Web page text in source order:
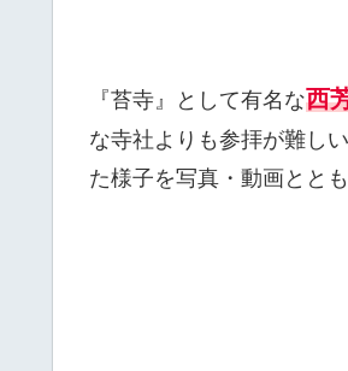
『苔寺』として有名な西
な寺社よりも参拝が難し
た様子を写真・動画とと